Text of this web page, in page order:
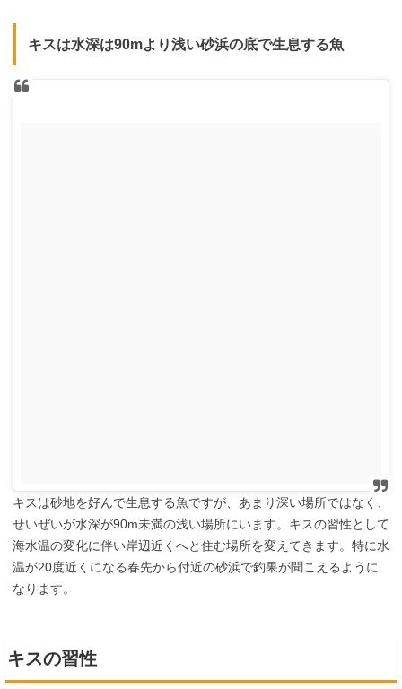
キスは水深は90mより浅い砂浜の底で生息する魚
キスは砂地を好んで生息する魚ですが、あまり深い場所ではなく、
せいぜいが水深が90m未満の浅い場所にいます。キスの習性として
海水温の変化に伴い岸辺近くへと住む場所を変えてきます。特に水
温が20度近くになる春先から付近の砂浜で釣果が聞こえるように
なります。
キスの習性